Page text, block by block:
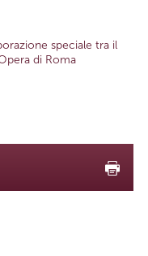
speciale tra il
di Roma